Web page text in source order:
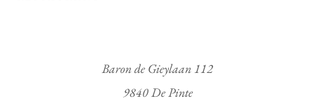
Baron de Gieylaan 112
9840 De Pinte